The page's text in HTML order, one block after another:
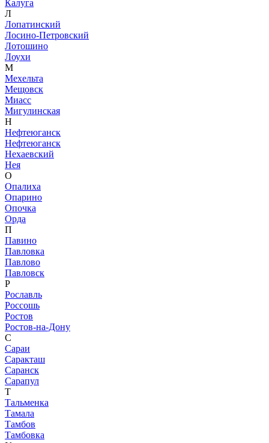
Калуга
Л
Лопатинский
Лосино-Петровский
Лотошино
Лоухи
М
Мехельта
Мещовск
Миасс
Мигулинская
Н
Нефтеюганск
Нефтеюганск
Нехаевский
Нея
О
Опалиха
Опарино
Опочка
Орда
П
Павино
Павловка
Павлово
Павловск
Р
Рославль
Россошь
Ростов
Ростов-на-Дону
С
Сараи
Саракташ
Саранск
Сарапул
Т
Тальменка
Тамала
Тамбов
Тамбовка